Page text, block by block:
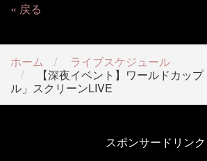
戻る
ホーム
ライブスケジュール
【深夜イベント】ワールドカッ
ル」スクリーンLIVE
スポンサードリンク